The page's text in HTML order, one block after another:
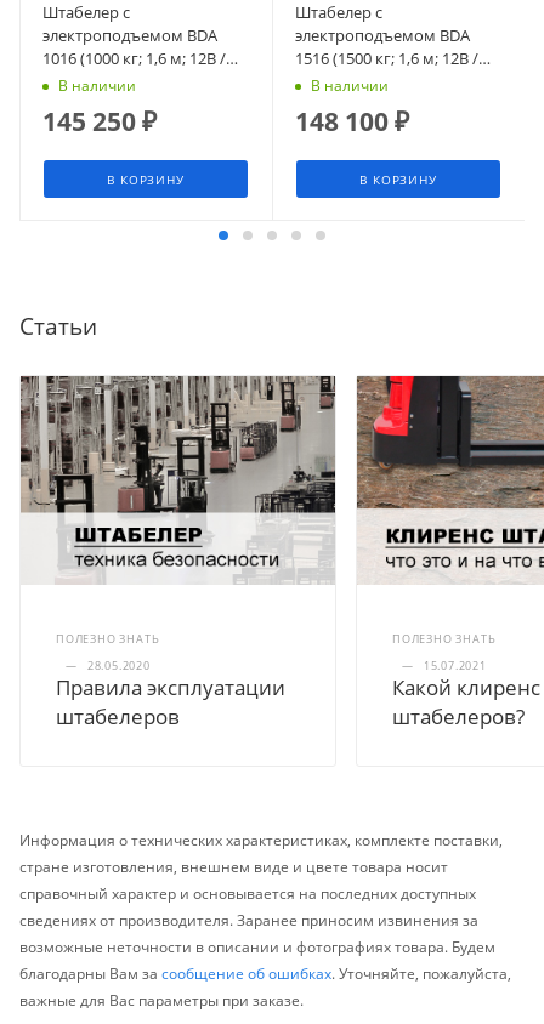
Штабелер с
электроподъемом BDA
1016 (1000 кг; 1,6 м; 12В /
110Ач) СМАРТЛИФТ
В наличии
145 250₽
В КОРЗИНУ
Штабелер с
электроподъемом BDA
1516 (1500 кг; 1,6 м; 12В /
110Ач) СМАРТЛИФТ
В наличии
148 100₽
В КОРЗИНУ
Статьи
ПОЛЕЗНО ЗНАТЬ
—
28.05.2020
Правила эксплуатации
штабелеров
ПОЛЕЗНО ЗНАТЬ
—
15.07.2021
Какой клиренс
штабелеров?
Информация о технических характеристиках, комплекте поставки,
стране изготовления, внешнем виде и цвете товара носит
справочный характер и основывается на последних доступных
сведениях от производителя. Заранее приносим извинения за
возможные неточности в описании и фотографиях товара. Будем
благодарны Вам за сообщение об ошибках. Уточняйте, пожалуйста,
важные для Вас параметры при заказе.